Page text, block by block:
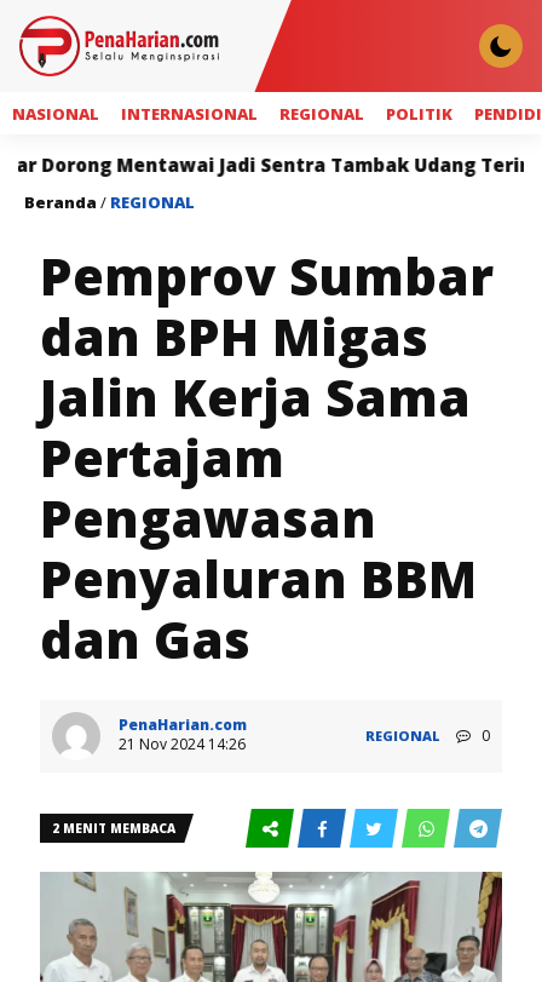
NASIONAL INTERNASIONAL REGIONAL POLITIK
Mentawai Jadi Sentra Tambak Udang Terintegrasi
Beranda / REGIONAL
Pemprov Sumbar
dan BPH Migas
Jalin Kerja Sama
Pertajam
Pengawasan
Penyaluran BBM
dan Gas
PenaHarian.com
21 Nov 2024 14:26
REGIONAL 0
2 MENIT MEMBACA